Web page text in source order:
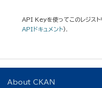
API Keyを使ってこのレジスト
APIドキュメント).
About CKAN